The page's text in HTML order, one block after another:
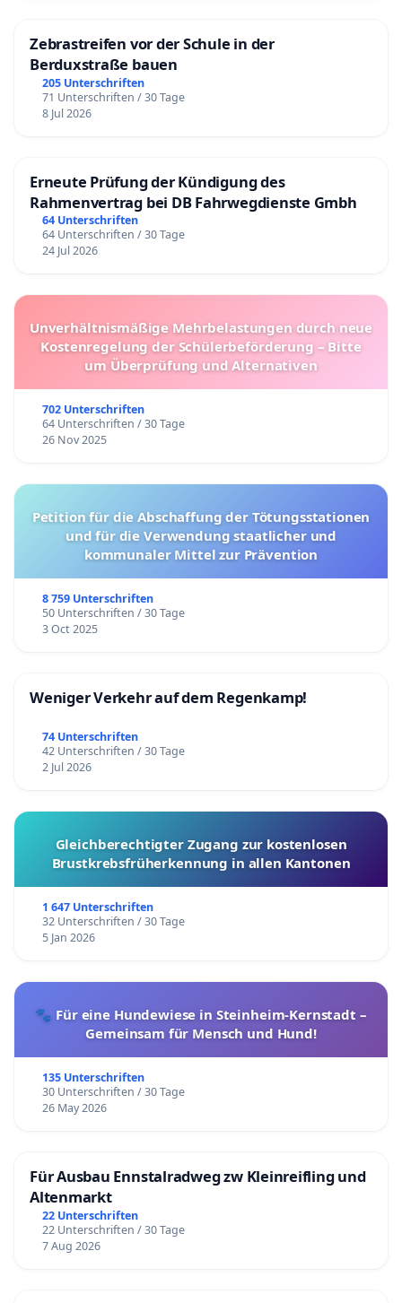
Zebrastreifen vor der Schule in der
Berduxstraße bauen
205 Unterschriften
71 Unterschriften / 30 Tage
8 Jul 2026
Erneute Prüfung der Kündigung des
Rahmenvertrag bei DB Fahrwegdienste Gmbh
64 Unterschriften
64 Unterschriften / 30 Tage
24 Jul 2026
Unverhältnismäßige Mehrbelastungen durch neue
Kostenregelung der Schülerbeförderung – Bitte
um Überprüfung und Alternativen
702 Unterschriften
64 Unterschriften / 30 Tage
26 Nov 2025
Petition für die Abschaffung der Tötungsstationen
und für die Verwendung staatlicher und
kommunaler Mittel zur Prävention
8 759 Unterschriften
50 Unterschriften / 30 Tage
3 Oct 2025
Weniger Verkehr auf dem Regenkamp!
74 Unterschriften
42 Unterschriften / 30 Tage
2 Jul 2026
Gleichberechtigter Zugang zur kostenlosen
Brustkrebsfrüherkennung in allen Kantonen
1 647 Unterschriften
32 Unterschriften / 30 Tage
5 Jan 2026
🐾 Für eine Hundewiese in Steinheim-Kernstadt –
Gemeinsam für Mensch und Hund!
135 Unterschriften
30 Unterschriften / 30 Tage
26 May 2026
Für Ausbau Ennstalradweg zw Kleinreifling und
Altenmarkt
22 Unterschriften
22 Unterschriften / 30 Tage
7 Aug 2026